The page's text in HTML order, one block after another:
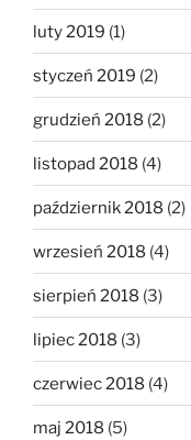
luty 2019 (1)
styczeń 2019 (2)
grudzień 2018 (2)
listopad 2018 (4)
październik 2018 (2)
wrzesień 2018 (4)
sierpień 2018 (3)
lipiec 2018 (3)
czerwiec 2018 (4)
maj 2018 (5)